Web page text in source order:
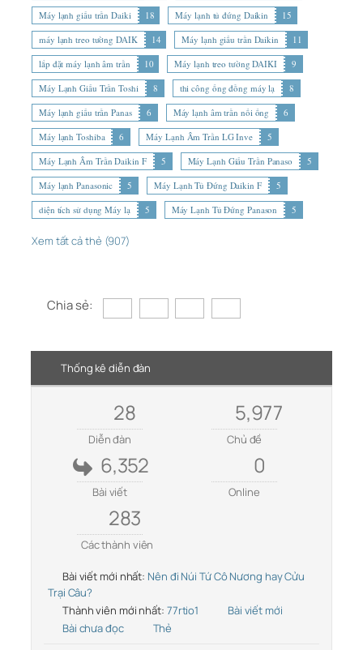
Máy lạnh giấu trần Daiki
18 Máy lạnh tủ đứng Daikin
15
máy lạnh treo tường DAIK
14 Máy lạnh giấu trần Daikin
11
lắp đặt máy lạnh âm trần
10 Máy lạnh treo tường DAIKI
9
Máy Lạnh Giấu Trần Toshi
8 thi công ống đồng máy lạ
8
Máy lạnh giấu trần Panas
6 Máy lạnh âm trần nối ống
6
Máy lạnh Toshiba
6 Máy Lạnh Âm Trần LG Inve
5
Máy Lạnh Âm Trần Daikin F
5 Máy Lạnh Giấu Trần Panaso
5
Máy lạnh Panasonic
5 Máy Lạnh Tủ Đứng Daikin F
5
diện tích sử dụng Máy lạ
5 Máy Lạnh Tủ Đứng Panason 5
Xem tất cả thẻ (907)
Chia sẻ:
Thống kê diễn đàn
28
Diễn đàn
5,977
Chủ đề
6,352
Bài viết
0
Online
283
Các thành viên
Bài viết mới nhất: Nên đi Núi Tứ Cô Nương hay Cửu
Trại Câu?
Thành viên mới nhất: 77rtio1
Bài viết mới
Bài chưa đọc
Thẻ